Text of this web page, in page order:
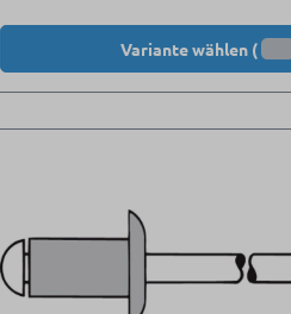
Variante wählen (